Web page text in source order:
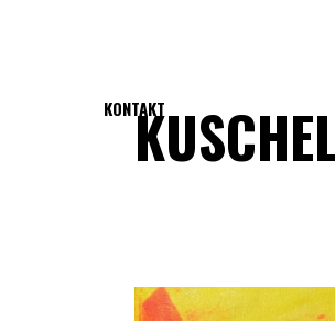
KONTAKT